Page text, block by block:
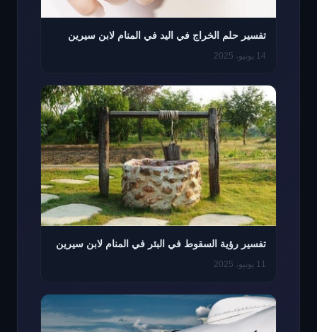
تفسير حلم الخراج في اليد في المنام لابن سيرين
14 يونيو، 2025
تفسير رؤية السقوط في البئر في المنام لابن سيرين
11 يونيو، 2025